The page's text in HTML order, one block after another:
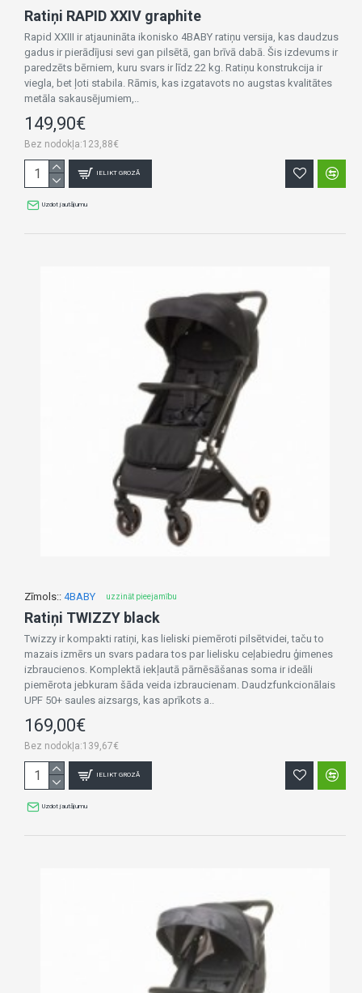
Ratiņi RAPID XXIV graphite
Rapid XXIII ir atjaunināta ikonisko 4BABY ratiņu versija, kas daudzus
gadus ir pierādījusi sevi gan pilsētā, gan brīvā dabā. Šis izdevums ir
paredzēts bērniem, kuru svars ir līdz 22 kg. Ratiņu konstrukcija ir
viegla, bet ļoti stabila. Rāmis, kas izgatavots no augstas kvalitātes
metāla sakausējumiem,..
149,90€
Bez nodokļa:123,88€
IELIKT GROZĀ
Uzdot jautājumu
Zīmols:: 4BABY uzzināt pieejamību
Ratiņi TWIZZY black
Twizzy ir kompakti ratiņi, kas lieliski piemēroti pilsētvidei, taču to
mazais izmērs un svars padara tos par lielisku ceļabiedru ģimenes
izbraucienos. Komplektā iekļautā pārnēsāšanas soma ir ideāli
piemērota jebkuram šāda veida izbraucienam. Daudzfunkcionālais
UPF 50+ saules aizsargs, kas aprīkots a..
169,00€
Bez nodokļa:139,67€
IELIKT GROZĀ
Uzdot jautājumu